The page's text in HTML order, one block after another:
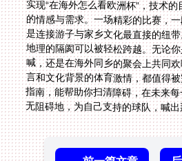
无阻碍地，为自己支持的球队，喊